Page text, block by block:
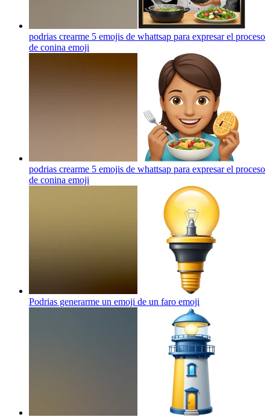
podrias crearme 5 emojis de whattsap para expresar el proceso
de conina emoji
podrias crearme 5 emojis de whattsap para expresar el proceso
de conina emoji
Podrias generarme un emoji de un faro emoji